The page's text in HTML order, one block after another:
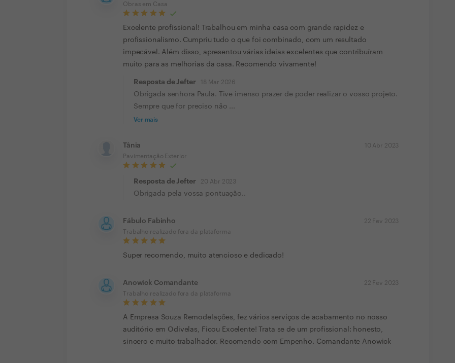
Obras em Casa
Excelente profissional! Trabalhou em minha casa com grande rapidez e
profissionalismo. Cumpriu tudo o que foi combinado, com um resultado
impecável. Além disso, apresentou várias ideias excelentes que contribuíram
muito para as melhorias da casa. Recomendo vivamente!
Resposta de Jefter 18 Mar 2026
Obrigada senhora Paula. Tive imenso prazer de poder realizar o vosso projeto.
Sempre que for preciso não ...
Ver mais
Tânia
Pavimentação Exterior
10 Abr 2023
Resposta de Jefter 20 Abr 2023
Obrigada pela vossa pontuação..
Fábulo Fabinho
Trabalho realizado fora da plataforma
22 Fev 2023
Super recomendo, muito atencioso e dedicado!
Anowick Comandante
Trabalho realizado fora da plataforma
22 Fev 2023
A Empresa Souza Remodelações, fez vários serviços de acabamento no nosso
auditório em Odivelas, Ficou Excelente! Trata se de um profissional: honesto,
sincero e muito trabalhador. Recomendo com Empenho. Comandante Anowick